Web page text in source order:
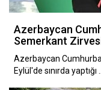
Azerbaycan
Semerkant
Azerbaycan
Eylül'de sınırda yaptığı …